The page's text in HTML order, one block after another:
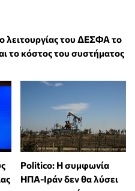
λειτουργίας του ΔΕΣΦΑ το
το κόστος του συστήματος
Politico: Η συμφωνία
ΗΠΑ-Ιράν δεν θα λύσει